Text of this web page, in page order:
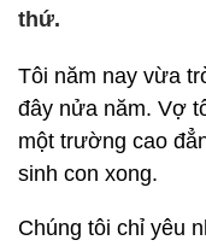
thứ.
Tôi năm nay vừa
đây nửa năm. Vợ
một trường cao
sinh con xong.
Chúng tôi chỉ yêu